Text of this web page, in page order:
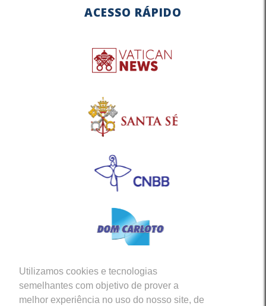
Utilizamos cookies e tecnologias
semelhantes com objetivo de prover a
melhor experiência no uso do nosso site, de
ACESSO RÁPIDO
Siga-nos em nossas Redes Sociais